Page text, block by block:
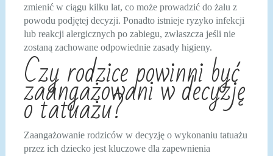
zmienić w ciągu kilku lat, co może prowadzić do żalu z
powodu podjętej decyzji. Ponadto istnieje ryzyko infekcji
lub reakcji alergicznych po zabiegu, zwłaszcza jeśli nie
zostaną zachowane odpowiednie zasady higieny.
Czy rodzice powinni być
zaangażowani w decyzję
o tatuażu?
Zaangażowanie rodziców w decyzję o wykonaniu tatuażu
przez ich dziecko jest kluczowe dla zapewnienia